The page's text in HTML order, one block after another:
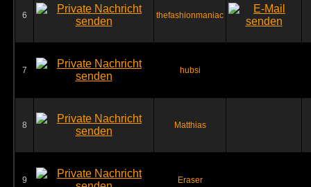
6 thefashionmaniac
7 hubsi
8 Matthias
9 Eraser